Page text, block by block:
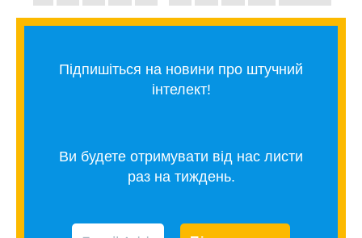
Підпишіться на новини про штучний
інтелект!
Ви будете отримувати від нас листи
раз на тиждень.